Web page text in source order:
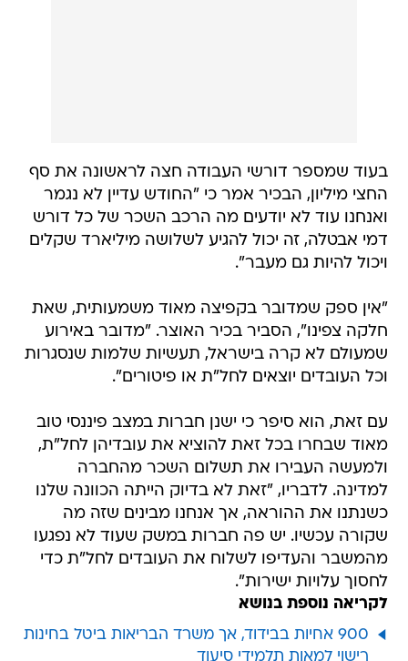
בעוד שמספר דורשי העבודה חצה לראשונה את סף
החצי מיליון, הבכיר אמר כי "החודש עדיין לא נגמר
ואנחנו עוד לא יודעים מה הרכב השכר של כל דורש
דמי אבטלה, זה יכול להגיע לשלושה מיליארד שקלים
ויכול להיות גם מעבר".
"אין ספק שמדובר בקפיצה מאוד משמעותית, שאת
חלקה צפינו", הסביר בכיר האוצר. "מדובר באירוע
שמעולם לא קרה בישראל, תעשיות שלמות שנסגרות
וכל העובדים יוצאים לחל"ת או פיטורים".
עם זאת, הוא סיפר כי ישנן חברות במצב פיננסי טוב
מאוד שבחרו בכל זאת להוציא את עובדיהן לחל"ת,
ולמעשה העבירו את תשלום השכר מהחברה
למדינה. לדבריו, "זאת לא בדיוק הייתה הכוונה שלנו
כשנתנו את ההוראה, אך אנחנו מבינים שזה מה
שקורה עכשיו. יש פה חברות במשק שעוד לא נפגעו
מהמשבר והעדיפו לשלוח את העובדים לחל"ת כדי
לחסוך עלויות ישירות".
לקריאה נוספת בנושא
900 אחיות בבידוד, אך משרד הבריאות ביטל בחינות
רישוי למאות תלמידי סיעוד